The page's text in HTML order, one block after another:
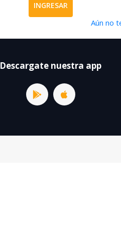
INGRESAR
Aún no
Descargate nuestra app